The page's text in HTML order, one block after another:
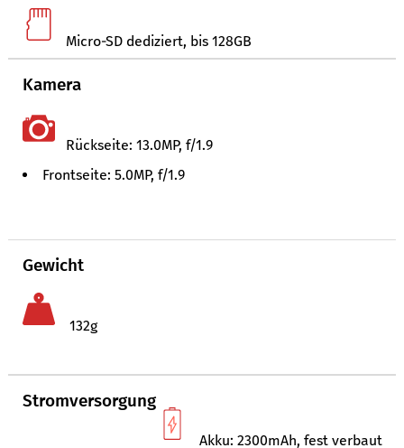
Micro-SD dediziert, bis 128GB
Kamera
Rückseite: 13.0MP, f/1.9
Frontseite: 5.0MP, f/1.9
Gewicht
132g
Stromversorgung
Akku: 2300mAh, fest verbaut